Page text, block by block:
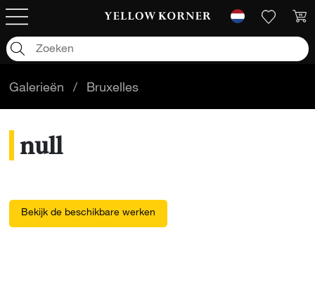
Galerieën / Bruxelles
null
Bekijk de beschikbare werken